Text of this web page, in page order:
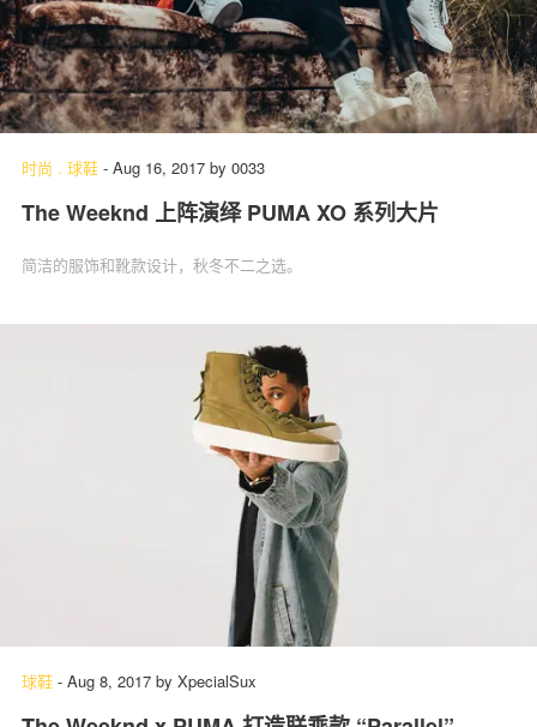
时尚 . 球鞋 - Aug 16, 2017 by 0033
The Weeknd 上阵演绎 PUMA XO 系列大片
简洁的服饰和靴款设计，秋冬不二之选。
球鞋 - Aug 8, 2017 by XpecialSux